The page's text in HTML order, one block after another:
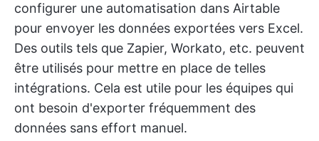
configurer une automatisation dans Airtable
pour envoyer les données exportées vers Excel.
Des outils tels que Zapier, Workato, etc. peuvent
être utilisés pour mettre en place de telles
intégrations. Cela est utile pour les équipes qui
ont besoin d'exporter fréquemment des
données sans effort manuel.